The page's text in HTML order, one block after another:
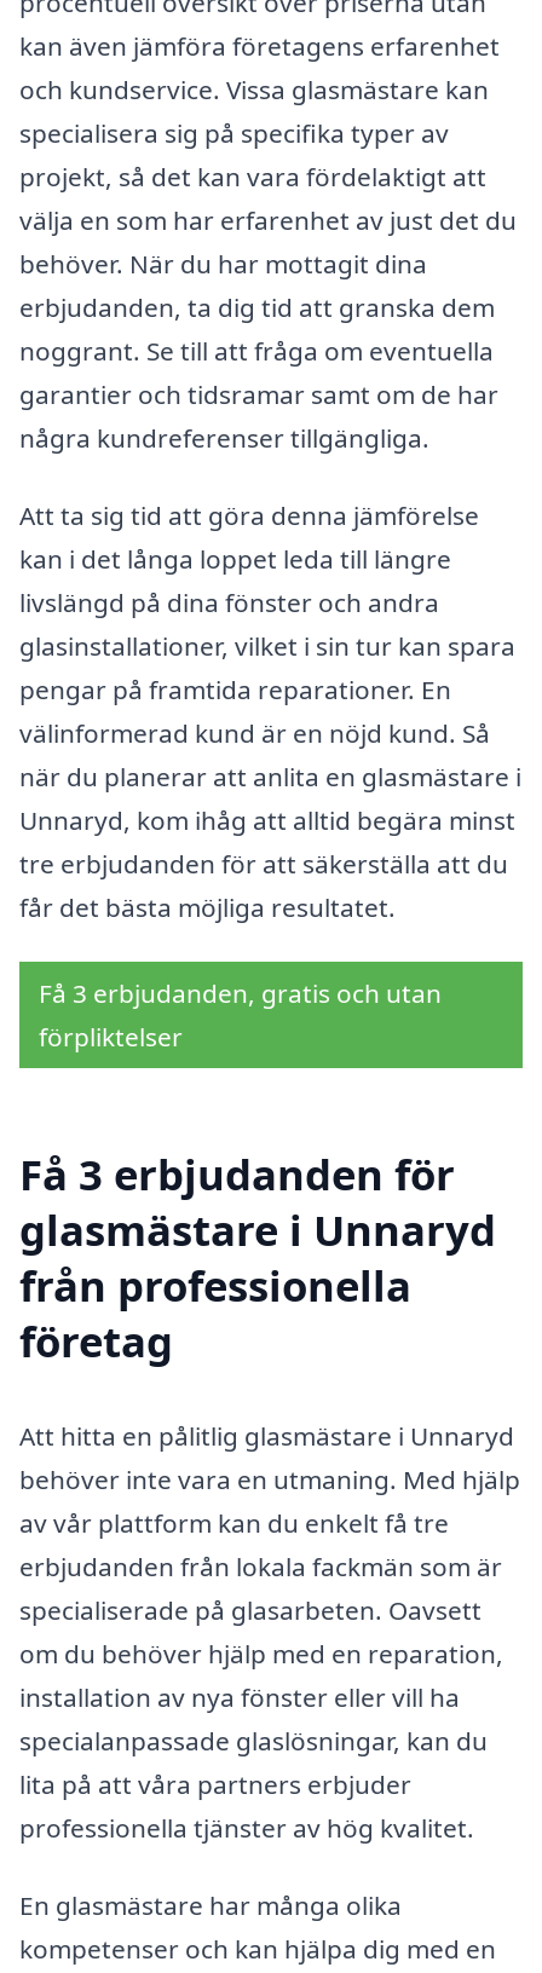
kan även jämföra företagens erfarenhet
och kundservice. Vissa glasmästare kan
specialisera sig på specifika typer av
projekt, så det kan vara fördelaktigt att
välja en som har erfarenhet av just det du
behöver. När du har mottagit dina
erbjudanden, ta dig tid att granska dem
noggrant. Se till att fråga om eventuella
garantier och tidsramar samt om de har
några kundreferenser tillgängliga.
Att ta sig tid att göra denna jämförelse
kan i det långa loppet leda till längre
livslängd på dina fönster och andra
glasinstallationer, vilket i sin tur kan spara
pengar på framtida reparationer. En
välinformerad kund är en nöjd kund. Så
när du planerar att anlita en glasmästare i
Unnaryd, kom ihåg att alltid begära minst
tre erbjudanden för att säkerställa att du
får det bästa möjliga resultatet.
Få 3 erbjudanden, gratis och utan
förpliktelser
Få 3 erbjudanden för
glasmästare i Unnaryd
från professionella
företag
Att hitta en pålitlig glasmästare i Unnaryd
behöver inte vara en utmaning. Med hjälp
av vår plattform kan du enkelt få tre
erbjudanden från lokala fackmän som är
specialiserade på glasarbeten. Oavsett
om du behöver hjälp med en reparation,
installation av nya fönster eller vill ha
specialanpassade glaslösningar, kan du
lita på att våra partners erbjuder
professionella tjänster av hög kvalitet.
En glasmästare har många olika
kompetenser och kan hjälpa dig med en